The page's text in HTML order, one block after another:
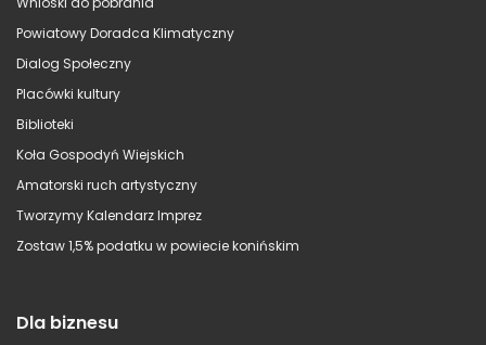
Powiatowy Doradca Klimatyczny
Dialog Społeczny
Placówki kultury
Biblioteki
Koła Gospodyń Wiejskich
Amatorski ruch artystyczny
Tworzymy Kalendarz Imprez
Zostaw 1,5% podatku w powiecie konińskim
Dla biznesu